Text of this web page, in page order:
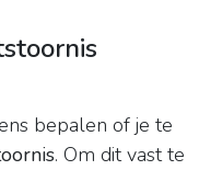
bepalen of je te
. Om dit vast te